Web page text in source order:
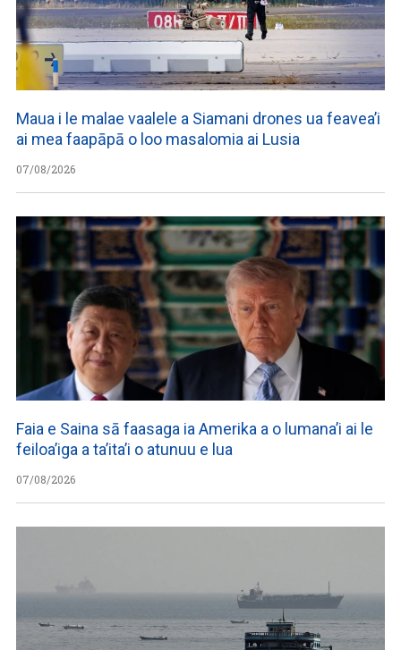
Maua i le malae vaalele a Siamani drones ua feavea’i
ai mea faapāpā o loo masalomia ai Lusia
07/08/2026
Faia e Saina sā faasaga ia Amerika a o lumana’i ai le
feiloa’iga a ta’ita’i o atunuu e lua
07/08/2026